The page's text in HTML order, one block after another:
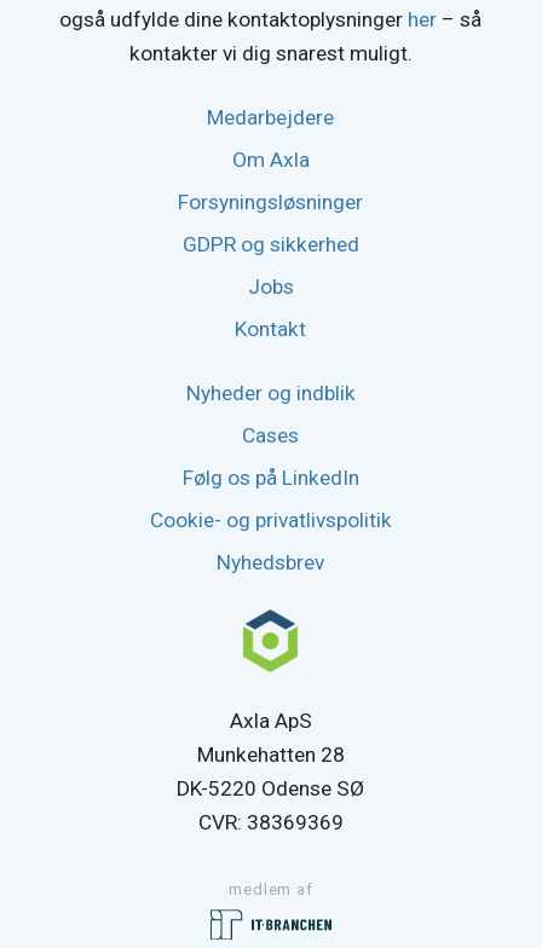
også udfylde dine kontaktoplysninger her – så
kontakter vi dig snarest muligt.
Medarbejdere
Om Axla
Forsyningsløsninger
GDPR og sikkerhed
Jobs
Kontakt
Nyheder og indblik
Cases
Følg os på LinkedIn
Cookie- og privatlivspolitik
Nyhedsbrev
Axla ApS
Munkehatten 28
DK-5220 Odense SØ
CVR: 38369369
medlem af